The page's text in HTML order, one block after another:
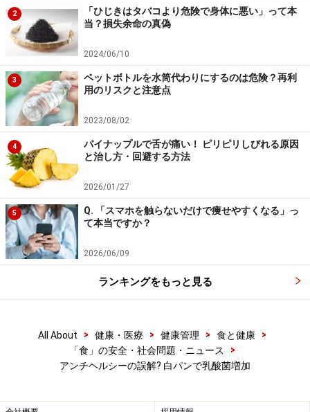
と難消化性でんぷんが、善玉菌である乳酸菌の
増加に直接的に役立つことだという。
研究チームの研究者は、次のように述べています。
今回の結果から、同じ食品成分でも、それぞれ
の食品中に含まれる別の成分によって影響を受
け、腸内細菌に対して異なる効果を持つことが
示されたため、今後の研究では食事ではなく、
個々の化合物に着目する必要があるのでは?
柑橘類の例のように、単体の成分の働きをみた場合と、
食品として栄養成分を組み合わせで摂取した場合では、
また、ヘルシーなイメージがあまりなかった「白パン」
にも、健康に役立つ作用があるのではないかという点
は、ガイドも意外でした。難消化でんぷんについては、
2
「ひじきはタバコより危険で身体に悪い」って本
当？損失余命の真偽
2024/06/10
3
ペットボトルを水筒代わりにするのは危険？再利
用のリスクと注意点
2023/08/02
4
パイナップルで舌が痛い！ ピリピリしびれる原因
と治し方・回避する方法
2026/01/27
5
Q. 「スマホを触らないだけで痩せやすくなる」っ
て本当ですか？
2026/06/09
ランキングをもっと見る
All About > 健康・医療 > 健康管理 > 食と健康
>
「食」の安全・社会問題・ニュース
>
アンチヘルシーの誤解? 白パンで乳酸菌増加